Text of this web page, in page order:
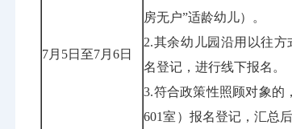
7月5日至7月6日
房无户”适龄幼儿）。
2.其余幼儿园沿用以往
名登记，进行线下报名。
3.符合政策性照顾对象的
601室）报名登记，汇总